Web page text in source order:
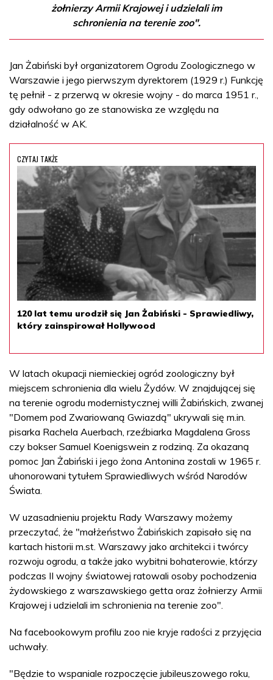
żołnierzy Armii Krajowej i udzielali im
schronienia na terenie zoo".
Jan Żabiński był organizatorem Ogrodu Zoologicznego w
Warszawie i jego pierwszym dyrektorem (1929 r.) Funkcję
tę pełnił - z przerwą w okresie wojny - do marca 1951 r.,
gdy odwołano go ze stanowiska ze względu na
działalność w AK.
CZYTAJ TAKŻE
120 lat temu urodził się Jan Żabiński - Sprawiedliwy,
który zainspirował Hollywood
W latach okupacji niemieckiej ogród zoologiczny był
miejscem schronienia dla wielu Żydów. W znajdującej się
na terenie ogrodu modernistycznej willi Żabińskich, zwanej
"Domem pod Zwariowaną Gwiazdą" ukrywali się m.in.
pisarka Rachela Auerbach, rzeźbiarka Magdalena Gross
czy bokser Samuel Koenigswein z rodziną. Za okazaną
pomoc Jan Żabiński i jego żona Antonina zostali w 1965 r.
uhonorowani tytułem Sprawiedliwych wśród Narodów
Świata.
W uzasadnieniu projektu Rady Warszawy możemy
przeczytać, że "małżeństwo Żabińskich zapisało się na
kartach historii m.st. Warszawy jako architekci i twórcy
rozwoju ogrodu, a także jako wybitni bohaterowie, którzy
podczas II wojny światowej ratowali osoby pochodzenia
żydowskiego z warszawskiego getta oraz żołnierzy Armii
Krajowej i udzielali im schronienia na terenie zoo".
Na facebookowym profilu zoo nie kryje radości z przyjęcia
uchwały.
"Będzie to wspaniale rozpoczęcie jubileuszowego roku,